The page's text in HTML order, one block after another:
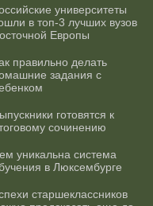
университеты
в топ-3 лучших вузов
Европы
правильно делать
задания с
готовятся к
сочинению
уникальна система
в Люксембурге
старшеклассников